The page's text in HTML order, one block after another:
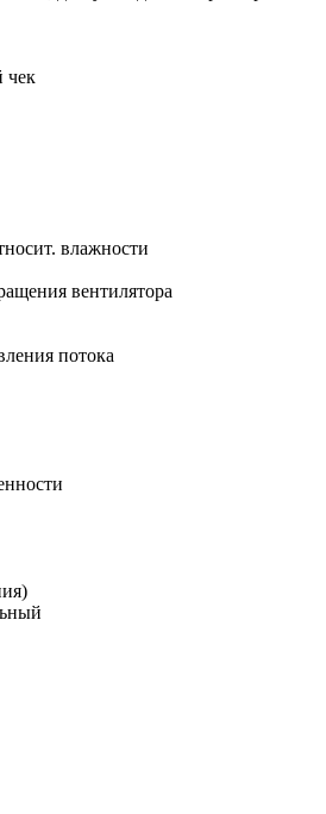
чек
влажности
вентилятора
потока